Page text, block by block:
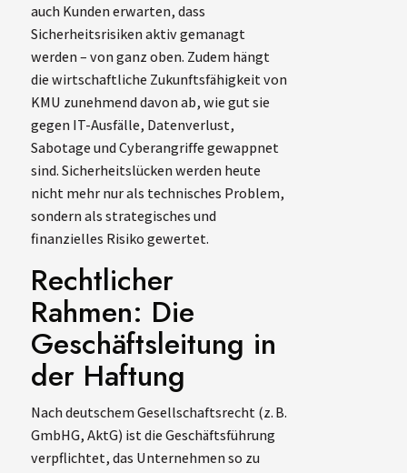
auch Kunden erwarten, dass
Sicherheitsrisiken aktiv gemanagt
werden – von ganz oben. Zudem hängt
die wirtschaftliche Zukunftsfähigkeit von
KMU zunehmend davon ab, wie gut sie
gegen IT-Ausfälle, Datenverlust,
Sabotage und Cyberangriffe gewappnet
sind. Sicherheitslücken werden heute
nicht mehr nur als technisches Problem,
sondern als strategisches und
finanzielles Risiko gewertet.
Rechtlicher
Rahmen: Die
Geschäftsleitung in
der Haftung
Nach deutschem Gesellschaftsrecht (z. B.
GmbHG, AktG) ist die Geschäftsführung
verpflichtet, das Unternehmen so zu